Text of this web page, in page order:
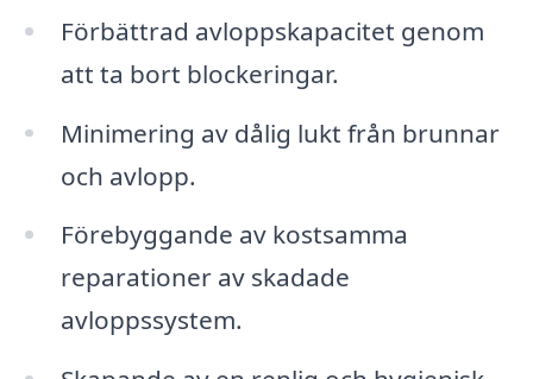
Förbättrad avloppskapacitet genom
att ta bort blockeringar.
Minimering av dålig lukt från brunnar
och avlopp.
Förebyggande av kostsamma
reparationer av skadade
avloppssystem.